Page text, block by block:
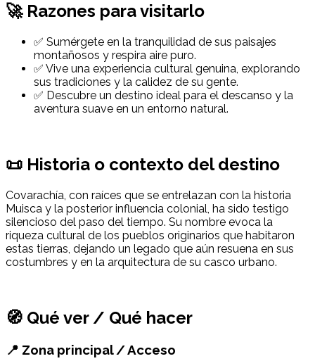
🚀 Razones para visitarlo
✅ Sumérgete en la tranquilidad de sus paisajes
montañosos y respira aire puro.
✅ Vive una experiencia cultural genuina, explorando
sus tradiciones y la calidez de su gente.
✅ Descubre un destino ideal para el descanso y la
aventura suave en un entorno natural.
📜 Historia o contexto del destino
Covarachía, con raíces que se entrelazan con la historia
Muisca y la posterior influencia colonial, ha sido testigo
silencioso del paso del tiempo. Su nombre evoca la
riqueza cultural de los pueblos originarios que habitaron
estas tierras, dejando un legado que aún resuena en sus
costumbres y en la arquitectura de su casco urbano.
🧭 Qué ver / Qué hacer
📍 Zona principal / Acceso